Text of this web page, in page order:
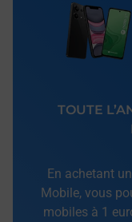
TOUTE
En achetant
Mobile, vous
mobiles à 1